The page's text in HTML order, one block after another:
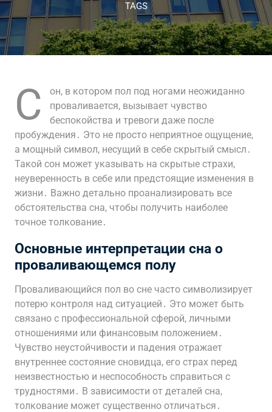
TAGS
С
он, в котором пол под ногами неожиданно
проваливается, вызывает чувство
беспокойства и тревоги даже после
пробуждения․ Это не просто неприятное ощущение,
а мощный символ, несущий в себе скрытый смысл․
Такой сон может указывать на скрытые страхи,
неуверенность в себе или предстоящие изменения в
жизни․ Важно детально проанализировать все
обстоятельства сна, чтобы получить наиболее
точное толкование․
Основные интерпретации сна о
проваливающемся полу
Проваливающийся пол во сне часто символизирует
потерю контроля над ситуацией․ Это может быть
связано с профессиональной сферой, личными
отношениями или финансовым положением․
Чувство неустойчивости и падения отражает
внутреннее состояние сновидца, его страх перед
неизвестностью и неспособность справиться с
трудностями․ В зависимости от деталей сна,
толкование может существенно отличаться․